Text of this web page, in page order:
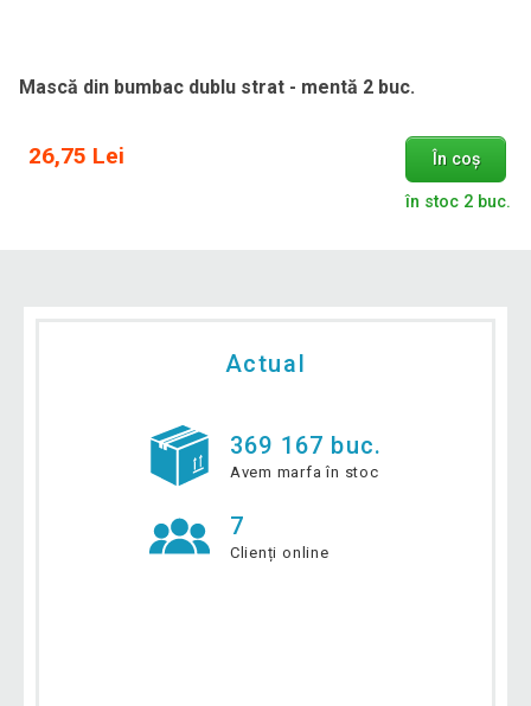
Mască din bumbac dublu strat - mentă 2 buc.
26,75 Lei În coș
în stoc 2 buc.
Actual
369 167 buc.
Avem marfa în stoc
7
Clienți online